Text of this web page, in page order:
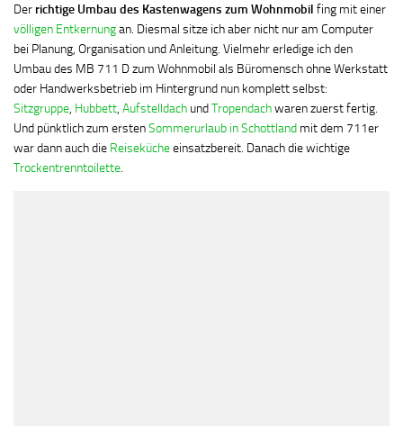
Der richtige Umbau des Kastenwagens zum Wohnmobil fing mit einer
völligen Entkernungan. Diesmal sitze ich aber nicht nur am Computer
bei Planung, Organisation und Anleitung. Vielmehr erledige ich den
Umbau des MB 711 D zum Wohnmobil als Büromensch ohne Werkstatt
oder Handwerksbetrieb im Hintergrund nun komplett selbst:
Sitzgruppe, Hubbett, Aufstelldach undTropendachwaren zuerst fertig.
Und pünktlich zum erstenSommerurlaub in Schottland mit dem 711er
war dann auch die Reisekücheeinsatzbereit. Danach die wichtige
Trockentrenntoilette.